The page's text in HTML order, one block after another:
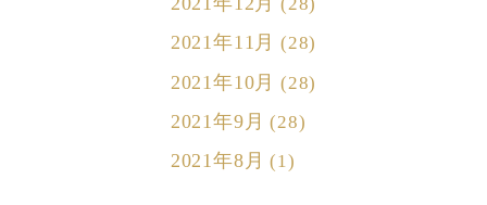
2021年11月 (28)
2021年10月 (28)
2021年9月 (28)
2021年8月 (1)